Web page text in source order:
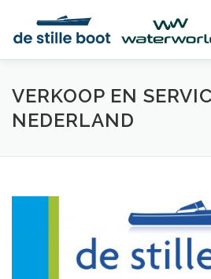
naar
AANDRIJVINGEN HYBRIDE
VERKOOP EN
NEDERLAND